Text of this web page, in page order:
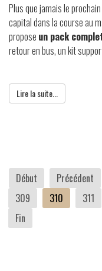
Plus que jamais le
capital dans la course au
propose un pack
retour en bus, un kit
Lire la suite...
Début Précédent
309
310 311
Fin